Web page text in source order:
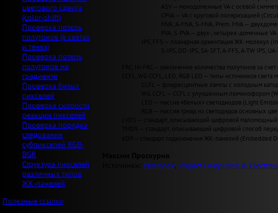
цветового сдвига
(color-shift)
Проверка потерь
полутонов (в светах
и тенях)
Проверка потерь
полутонов на
градиенте
Проверка битых
пикселей
Проверка скорости
реакции пикселей
Проверка порядка
следования
субпикселей RGB-
BGR
Структура пикселей
различных типов
ЖК-панелей
Полезные ссылки
ASV — монодоменные VA с осевой
CPVA — VA с круговой поляризацией
MVA, A-MVA, S-MVA, Prem. MVA —
PVA, S-PVA — двух-, четырех-доменные
IPS, FFS — планарная ориентация ЖК-молекул
S-IPS, DD-IPS, SA-SFT, A-FFS, A-TW IPS,
FRC, Hi-FRC — увеличение количества полутонов за
CCFL, WG CCFL, LED, RGB LED — типы источников
CCFL — флюресцентные лампы с холодным
WG CCFL — CCFL с улучшенным люминофором
LED — массив «белых» светодиодов (Light
RGB — массив триад из светодидов основных
LVDS — стандарт, описывающий цифровой
TMDS — стандарт, описывающий цифровой способ
eDP — стандарт подключения ЖК-панелей (Embedded
Максим Проскурня
Panelook, Impact Computers &